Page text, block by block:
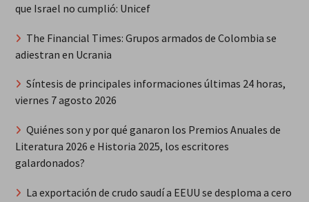
que Israel no cumplió: Unicef
The Financial Times: Grupos armados de Colombia se
adiestran en Ucrania
Síntesis de principales informaciones últimas 24 horas,
viernes 7 agosto 2026
Quiénes son y por qué ganaron los Premios Anuales de
Literatura 2026 e Historia 2025, los escritores
galardonados?
La exportación de crudo saudí a EEUU se desploma a cero